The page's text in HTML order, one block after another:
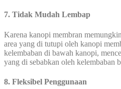
7. Tidak Mudah Lembap
Karena kanopi membran
area yang di tutupi oleh kanopi
kelembaban di bawah kanopi,
yang di sebabkan oleh kelembaban
8. Fleksibel Penggunaan